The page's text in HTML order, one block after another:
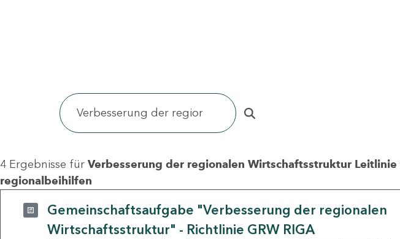
4 Ergebnisse für Verbesserung der regionalen Wirtschaftsstruktur Leitlinie
regionalbeihilfen
Gemeinschaftsaufgabe "Verbesserung der regionalen
Wirtschaftsstruktur" - Richtlinie GRW RIGA